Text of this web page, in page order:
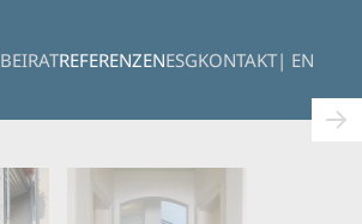
BEIRATREFERENZENESGKONTAKT| EN